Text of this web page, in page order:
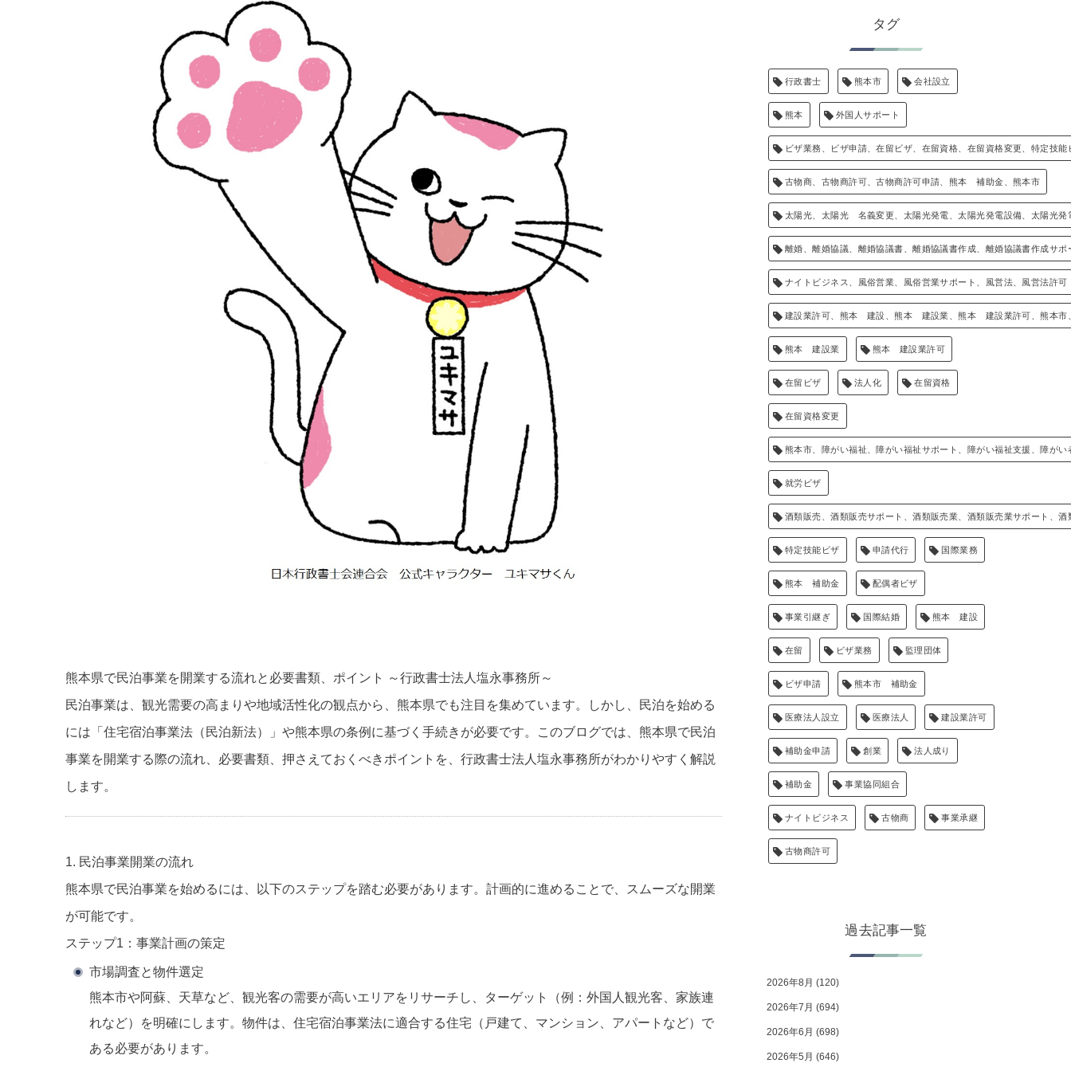
熊本県で民泊事業を開業する流れと必要書類、ポイント ～行政書士法人塩永事務所～
民泊事業は、観光需要の高まりや地域活性化の観点から、熊本県でも注目を集めています。しかし、民泊を始める
には「住宅宿泊事業法（民泊新法）」や熊本県の条例に基づく手続きが必要です。このブログでは、熊本県で民泊
事業を開業する際の流れ、必要書類、押さえておくべきポイントを、行政書士法人塩永事務所がわかりやすく解説
します。
1. 民泊事業開業の流れ
熊本県で民泊事業を始めるには、以下のステップを踏む必要があります。計画的に進めることで、スムーズな開業
が可能です。
ステップ1：事業計画の策定
市場調査と物件選定
熊本市や阿蘇、天草など、観光客の需要が高いエリアをリサーチし、ターゲット（例：外国人観光客、家族連
れなど）を明確にします。物件は、住宅宿泊事業法に適合する住宅（戸建て、マンション、アパートなど）で
ある必要があります。
タグ
行政書士 熊本市 会社設立
熊本 外国人サポート
ビザ業務、ビザ申請、在留ビザ、在留資格、在留資格変更、特定技能
古物商、古物商許可、古物商許可申請、熊本 補助金、熊本市
太陽光、太陽光 名義変更、太陽光発電、太陽光発電設備、太陽光
離婚、離婚協議、離婚協議書、離婚協議書作成、離婚協議書作成サポ
ナイトビジネス、風俗営業、風俗営業サポート、風営法、風営法許可
建設業許可、熊本 建設、熊本 建設業、熊本 建設業許可、熊本市
熊本 建設業 熊本 建設業許可
在留ビザ 法人化 在留資格
在留資格変更
熊本市、障がい福祉、障がい福祉サポート、障がい福祉支援、障がい
就労ビザ
酒類販売、酒類販売サポート、酒類販売業、酒類販売業サポート、
特定技能ビザ 申請代行 国際業務
熊本 補助金 配偶者ビザ
事業引継ぎ 国際結婚 熊本 建設
在留 ビザ業務 監理団体
ビザ申請 熊本市 補助金
医療法人設立 医療法人 建設業許可
補助金申請 創業 法人成り
補助金 事業協同組合
ナイトビジネス 古物商 事業承継
古物商許可
過去記事一覧
2026年8月 (120)
2026年7月 (694)
2026年6月 (698)
2026年5月 (646)